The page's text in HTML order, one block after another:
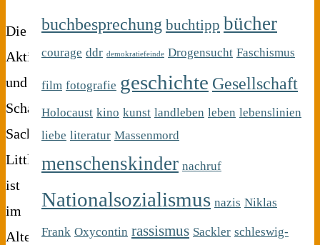
Die
Aktivistin
und
Schauspielerin
Sacheen
Littlefeather
ist
im
Alter
buchbesprechung buchtipp bücher
courage ddr demokratiefeinde Drogensucht Faschismus
film fotografie geschichte Gesellschaft
Holocaust kino kunst landleben leben lebenslinien
liebe literatur Massenmord
menschenskinder nachruf
Nationalsozialismus nazis Niklas
Frank Oxycontin rassismus Sackler schleswig-